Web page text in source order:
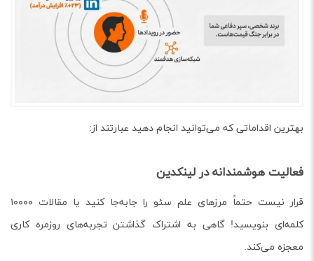
بهترین اقداماتی که می‌توانید انجام دهید عبارتند از:
فعالیت هوشمندانه در لینکدین
قرار نیست حتماً مرزهای علم سئو را جابه‌جا کنید یا مقالات ۱۰۰۰۰
کلمه‌ای بنویسید! گاهی به اشتراک گذاشتن تجربه‌های روزمره کاری
معجزه می‌کند.